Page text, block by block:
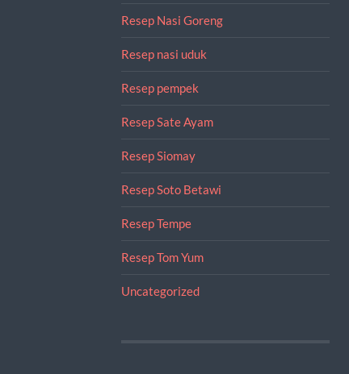
Resep Nasi Goreng
Resep nasi uduk
Resep pempek
Resep Sate Ayam
Resep Siomay
Resep Soto Betawi
Resep Tempe
Resep Tom Yum
Uncategorized